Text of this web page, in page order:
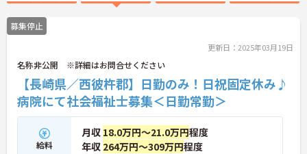
募集停止
更新日：2025年03月19日
名称非公開 ※詳細はお問合せください
【長崎県／西彼杵郡】日勤のみ！日祝固定休み♪
病院にて社会福祉士募集＜日勤常勤＞
給料
月収 18.0万円～21.0万円程度
年収 264万円～309万円程度